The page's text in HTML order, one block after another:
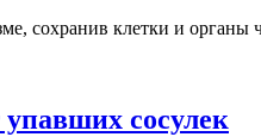
сохранив клетки и
сосулек